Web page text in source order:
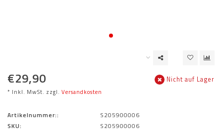
€29,90
* Inkl. MwSt. zzgl. Versandkosten
Nicht auf Lager
Artikelnummer::
S205900006
SKU:
S205900006